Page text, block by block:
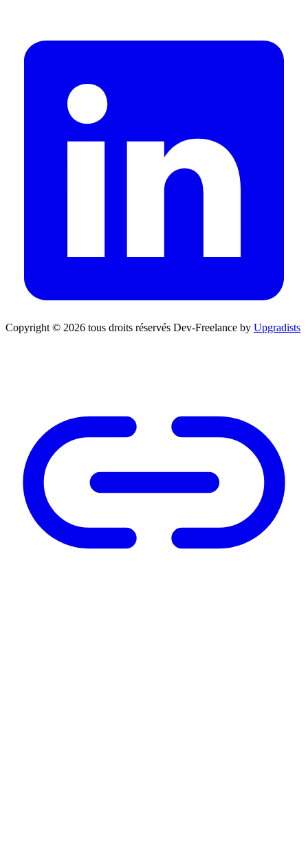
Copyright © 2026 tous droits réservés Dev-Freelance by Upgradists